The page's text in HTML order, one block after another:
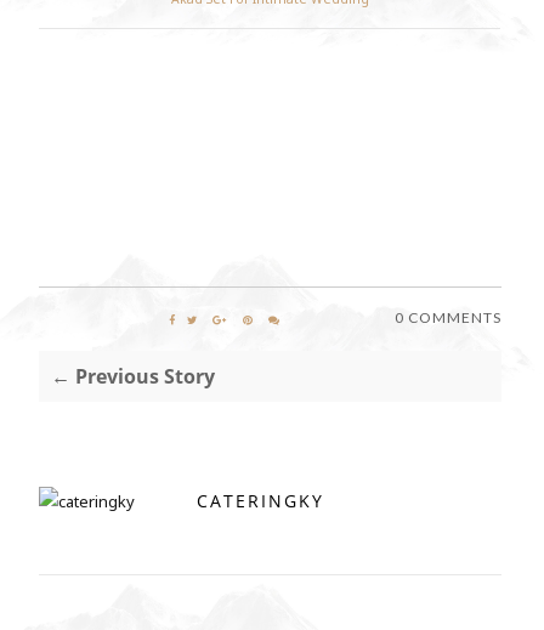
0 COMMENTS
← Previous Story
CATERINGKY